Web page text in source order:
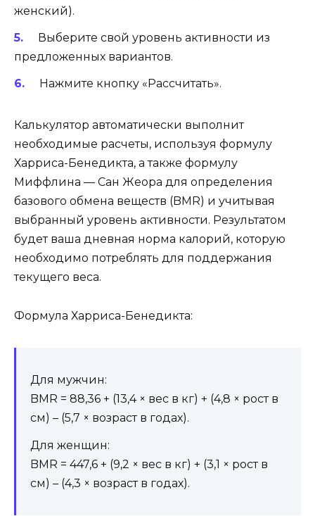
женский).
Выберите свой уровень активности из
предложенных вариантов.
Нажмите кнопку «Рассчитать».
Калькулятор автоматически выполнит
необходимые расчеты, используя формулу
Харриса-Бенедикта, а также формулу
Миффлина — Сан Жеора для определения
базового обмена веществ (BMR) и учитывая
выбранный уровень активности. Результатом
будет ваша дневная норма калорий, которую
необходимо потреблять для поддержания
текущего веса.
Формула Харриса-Бенедикта:
Для мужчин:
BMR = 88,36 + (13,4 × вес в кг) + (4,8 × рост в
см) – (5,7 × возраст в годах).
Для женщин:
BMR = 447,6 + (9,2 × вес в кг) + (3,1 × рост в
см) – (4,3 × возраст в годах).